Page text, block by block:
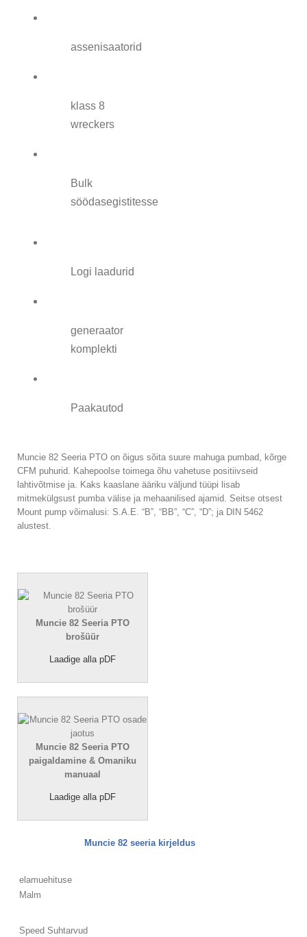
assenisaatorid
klass 8
wreckers
Bulk
söödasegistitesse
Logi laadurid
generaator
komplekti
Paakautod
Muncie 82 Seeria PTO on õigus sõita suure mahuga pumbad, kõrge
CFM puhurid. Kahepoolse toimega õhu vahetuse positiivseid
lahtivõtmise ja. Kaks kaaslane ääriku väljund tüüpi lisab
mitmekülgsust pumba välise ja mehaanilised ajamid. Seitse otsest
Mount pump võimalusi: S.A.E. “B”, “BB”, “C”, “D”; ja DIN 5462
alustest.
Muncie 82 Seeria PTO
brošüür
Laadige alla pDF
Muncie 82 Seeria PTO
paigaldamine & Omaniku
manuaal
Laadige alla pDF
Muncie 82 seeria kirjeldus
elamuehituse
Malm
Speed ​​Suhtarvud